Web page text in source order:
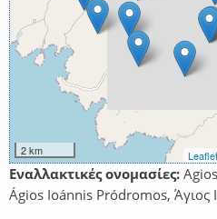
2 km Leaflet
Εναλλακτικές ονομασίες:
Ágios Ioánnis Pródromos, Άγιος